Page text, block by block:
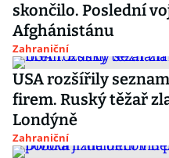
skončilo. Poslední
Afghánistánu
Zahraniční
USA rozšířily
firem. Ruský těžař
Londýně
Zahraniční